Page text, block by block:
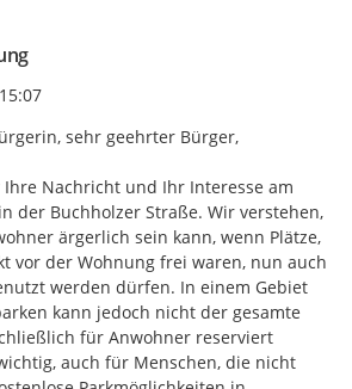
Erstellens
sehr geehrter Bürger,
Nachricht und Ihr Interesse am
der Buchholzer Straße. Wir verstehen,
ärgerlich sein kann, wenn Plätze,
vor der Wohnung frei waren, nun auch
werden dürfen. In einem Gebiet
kann jedoch nicht der gesamte
für Anwohner reserviert
auch für Menschen, die nicht